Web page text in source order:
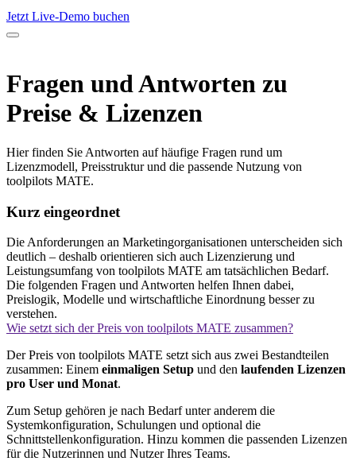
Jetzt Live-Demo buchen
Fragen und Antworten zu
Preise & Lizenzen
Hier finden Sie Antworten auf häufige Fragen rund um
Lizenzmodell, Preisstruktur und die passende Nutzung von
toolpilots MATE.
Kurz eingeordnet
Die Anforderungen an Marketingorganisationen unterscheiden sich
deutlich – deshalb orientieren sich auch Lizenzierung und
Leistungsumfang von toolpilots MATE am tatsächlichen Bedarf.
Die folgenden Fragen und Antworten helfen Ihnen dabei,
Preislogik, Modelle und wirtschaftliche Einordnung besser zu
verstehen.
Wie setzt sich der Preis von toolpilots MATE zusammen?
Der Preis von toolpilots MATE setzt sich aus zwei Bestandteilen
zusammen: Einem einmaligen Setup und den laufenden Lizenzen
pro User und Monat.
Zum Setup gehören je nach Bedarf unter anderem die
Systemkonfiguration, Schulungen und optional die
Schnittstellenkonfiguration. Hinzu kommen die passenden Lizenzen
für die Nutzerinnen und Nutzer Ihres Teams.